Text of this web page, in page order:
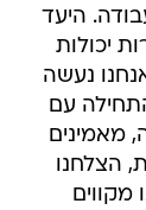
היעד
יכולות
נעשה
עם
מאמינים
הצלחנו
מקווים